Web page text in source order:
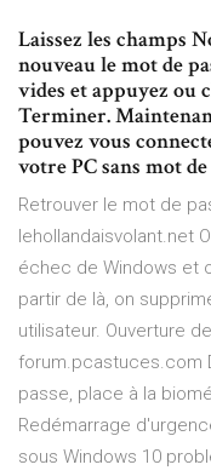
Laissez les champs
nouveau le mot de
vides et appuyez ou
Terminer.
pouvez vous
votre PC sans mot de
Retrouver le mot de
lehollandaisvolant.net
échec de Windows et
partir de là, on
utilisateur. Ouverture
forum.pcastuces.com
passe, place à la
Redémarrage
sous Windows 10